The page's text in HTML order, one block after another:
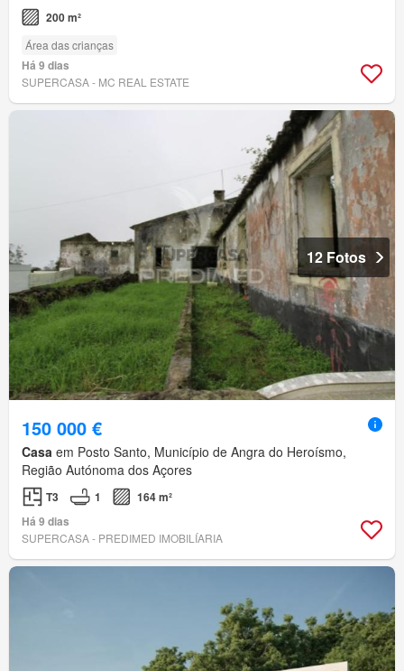
200 m²
Área das crianças
Há 9 dias
SUPERCASA - MC REAL ESTATE
12 Fotos
150 000 €
Casa em Posto Santo, Município de Angra do Heroísmo,
Região Autónoma dos Açores
T3 1
164 m²
Há 9 dias
SUPERCASA - PREDIMED IMOBILÍARIA